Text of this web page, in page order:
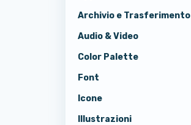
Archivio e Trasferimento
Audio & Video
Color Palette
Font
Icone
Illustrazioni